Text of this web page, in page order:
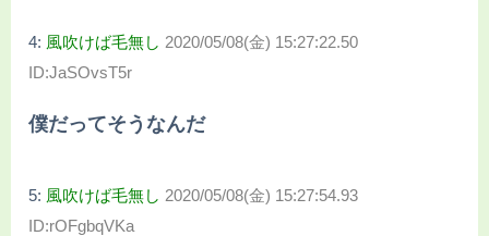
4: 風吹けば毛無し 2020/05/08(金) 15:27:22.50
ID:JaSOvsT5r
僕だってそうなんだ
5: 風吹けば毛無し 2020/05/08(金) 15:27:54.93
ID:rOFgbqVKa